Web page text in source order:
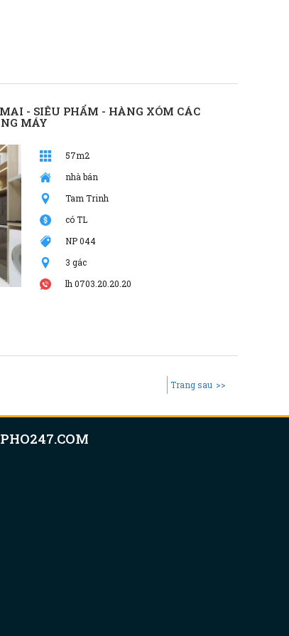
- SIÊU PHẨM - HÀNG XÓM CÁC
MÁY
57m2
nhà bán
Tam Trinh
có TL
NP 044
3 gác
lh 0703.20.20.20
Trang sau >>